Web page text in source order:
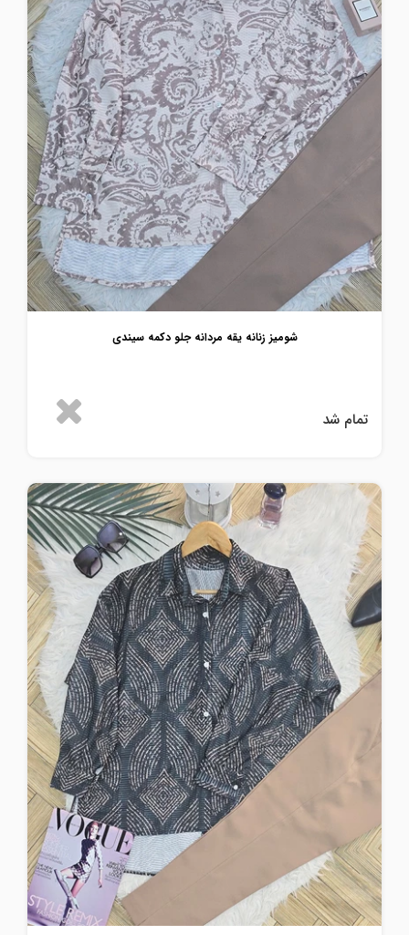
شومیز زنانه یقه مردانه جلو دکمه سیندی
تمام شد